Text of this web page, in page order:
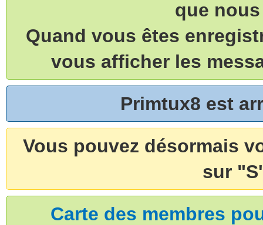
que
Quand vous êtes
vous afficher les
Primtux8 est
Vous pouvez désormais
sur
Carte des membres